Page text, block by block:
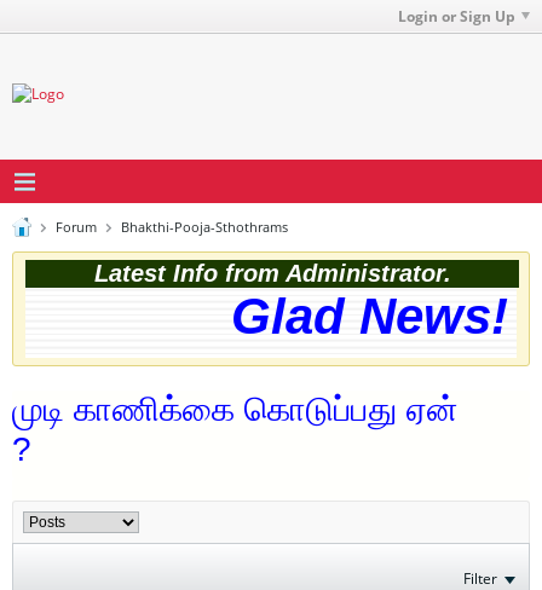
Login or Sign Up
Forum Bhakthi-Pooja-Sthothrams
Latest Info from Administrator.
Glad News!
முடி காணிக்கை கொடுப்பது ஏன்
?
Filter